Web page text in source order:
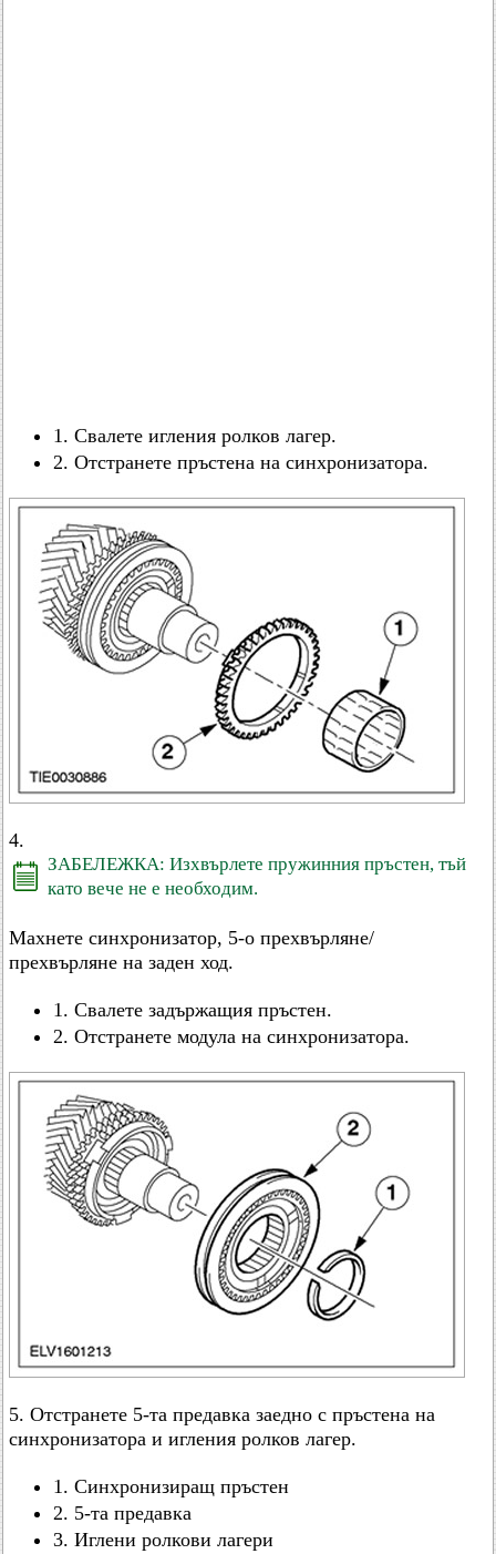
1. Свалете игления ролков лагер.
2. Отстранете пръстена на синхронизатора.
4.
ЗАБЕЛЕЖКА: Изхвърлете пружинния пръстен, тъй
като вече не е необходим.
Махнете синхронизатор, 5-о прехвърляне/
прехвърляне на заден ход.
1. Свалете задържащия пръстен.
2. Отстранете модула на синхронизатора.
5. Отстранете 5-та предавка заедно с пръстена на
синхронизатора и игления ролков лагер.
1. Синхронизиращ пръстен
2. 5-та предавка
3. Иглени ролкови лагери